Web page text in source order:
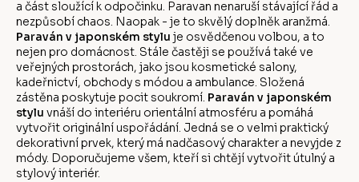
a část sloužící k odpočinku. Paravan nenaruší stávající řád a
nezpůsobí chaos. Naopak - je to skvělý doplněk aranžmá.
Paraván v japonském stylu je osvědčenou volbou, a to
nejen pro domácnost. Stále častěji se používá také ve
veřejných prostorách, jako jsou kosmetické salony,
kadeřnictví, obchody s módou a ambulance. Složená
zástěna poskytuje pocit soukromí. Paraván v japonském
stylu vnáší do interiéru orientální atmosféru a pomáhá
vytvořit originální uspořádání. Jedná se o velmi praktický
dekorativní prvek, který má nadčasový charakter a nevyjde z
módy. Doporučujeme všem, kteří si chtějí vytvořit útulný a
stylový interiér.